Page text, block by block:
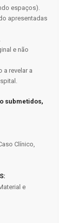
espaços).
apresentadas
e não
a revelar a
submetidos,
Clínico,
e